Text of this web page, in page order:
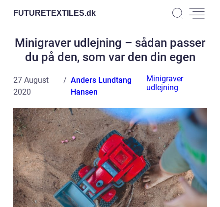
FUTURETEXTILES.dk
Minigraver udlejning – sådan passer
du på den, som var den din egen
27 August
2020
Anders Lundtang
Hansen
Minigraver
udlejning